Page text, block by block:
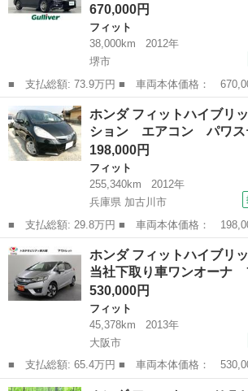
670,000円
フィット
38,000km
2012年
堺市
■ 支払総額: 73.9万円 ■ 車両本体価格： 670,000 円 ■ メーカー
名： ホンダ ■ 車種名： フィットシャトルハ
ード名： ハイブリッド・スマートセレクショ
社外ナビ フ...
大阪 堺市 フィット
ホンダ フィットハイブリ
ション エアコン パワ
198,000円
フィット
255,340km
2012年
兵庫県 加古川市
■ 支払総額: 29.8万円 ■ 車両本体価格： 198,000 円 ■ メーカー
名： ホンダ ■ 車種名： フィットハイブリッ
名： スマートセレクション エアコン パワス
ウ エアバック ...
兵庫 加古川市 フィット
ホンダ フィットハイブリ
当社下取り車ワンオー
530,000円
フィット
45,378km
2013年
大阪市
■ 支払総額: 65.4万円 ■ 車両本体価格： 530,000 円 ■ メーカー
名： ホンダ ■ 車種名： フィットハイブリッ
大阪 大阪市 フィット